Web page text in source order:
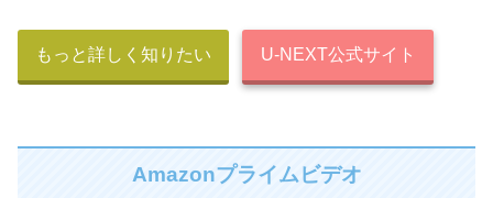
STEP.1
もっと詳しく知りたい U-NEXT公式サイト
Amazonプライムビデオ